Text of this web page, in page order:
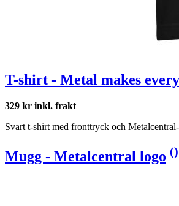
T-shirt - Metal makes
329 kr inkl. frakt
Svart t-shirt med fronttryck och
Mugg - Metalcentral logo ()